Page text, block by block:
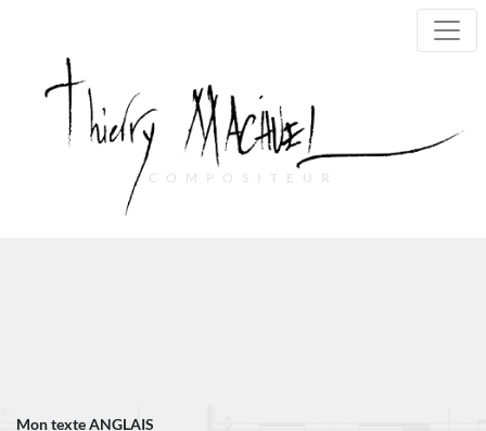
COMPOSITEUR
Main Navigation
Mon texte ANGLAIS